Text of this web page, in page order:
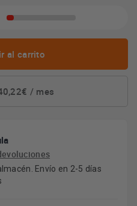
al carrito
/ mes
Envío en 2-5 días